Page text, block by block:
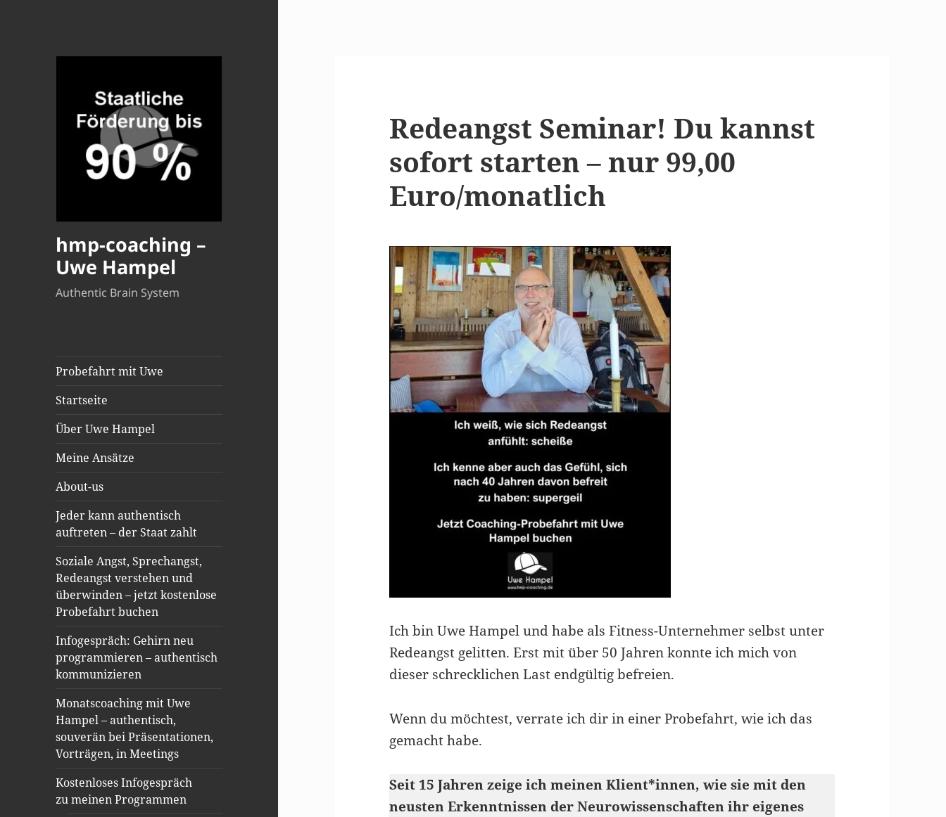
hmp-coaching –
Uwe Hampel
Authentic Brain System
Probefahrt mit Uwe
Startseite
Über Uwe Hampel
Meine Ansätze
About-us
Jeder kann authentisch
auftreten – der Staat zahlt
Soziale Angst, Sprechangst,
Redeangst verstehen und
überwinden – jetzt kostenlose
Probefahrt buchen
Infogespräch: Gehirn neu
programmieren – authentisch
kommunizieren
Monatscoaching mit Uwe
Hampel – authentisch,
souverän bei Präsentationen,
Vorträgen, in Meetings
Kostenloses Infogespräch
zu meinen Programmen
Redeangst Seminar! Du kannst
sofort starten – nur 99,00
Euro/monatlich
Ich bin Uwe Hampel und habe als Fitness-Unternehmer selbst unter
Redeangst gelitten. Erst mit über 50 Jahren konnte ich mich von
dieser schrecklichen Last endgültig befreien.
Wenn du möchtest, verrate ich dir in einer Probefahrt, wie ich das
gemacht habe.
Seit 15 Jahren zeige ich meinen Klient*innen, wie sie mit den
neusten Erkenntnissen der Neurowissenschaften ihr eigenes